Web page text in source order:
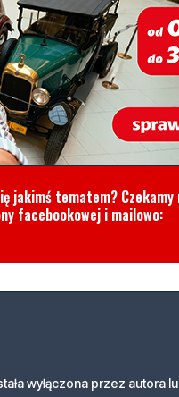
jakimś tematem? Czekamy
facebookowej i mailowo:
wyłączona przez autora